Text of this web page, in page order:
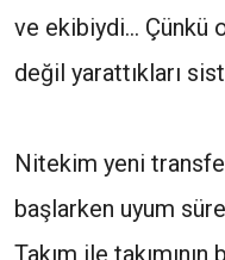
ve ekibiydi... Çünkü
değil yarattıkları
Nitekim yeni
başlarken uyum
Takım ile